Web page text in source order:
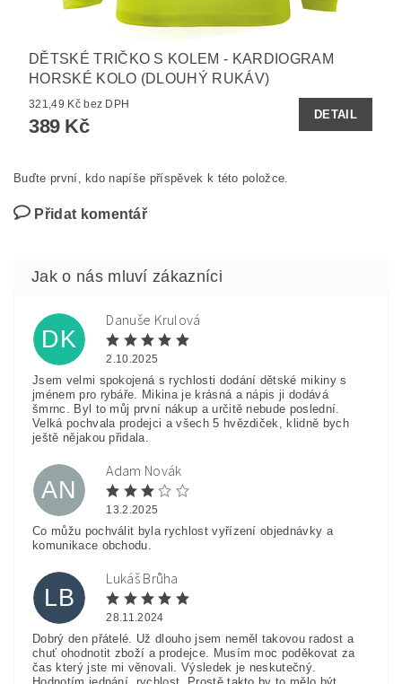
DĚTSKÉ TRIČKO S KOLEM - KARDIOGRAM
HORSKÉ KOLO (DLOUHÝ RUKÁV)
321,49 Kč bez DPH
389 Kč
DETAIL
Buďte první, kdo napíše příspěvek k této položce.
Přidat komentář
DK
Danuše Krulová
2.10.2025
Jsem velmi spokojená s rychlosti dodání dětské mikiny s
jménem pro rybáře. Mikina je krásná a nápis ji dodává
šmrnc. Byl to můj první nákup a určitě nebude poslední.
Velká pochvala prodejci a všech 5 hvězdiček, klidně bych
ještě nějakou přidala.
AN
Adam Novák
13.2.2025
Co můžu pochválit byla rychlost vyřízení objednávky a
komunikace obchodu.
LB
Lukáš Brůha
28.11.2024
Dobrý den přátelé. Už dlouho jsem neměl takovou radost a
chuť ohodnotit zboží a prodejce. Musím moc poděkovat za
čas který jste mi věnovali. Výsledek je neskutečný.